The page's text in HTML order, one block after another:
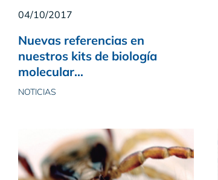
04/10/2017
Nuevas referencias en
nuestros kits de biología
molecular…
NOTICIAS